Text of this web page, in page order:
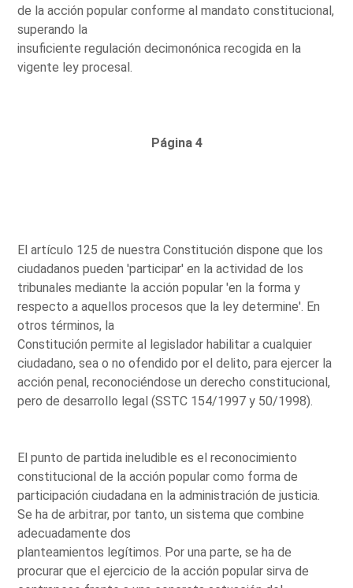
de la acción popular conforme al mandato constitucional,
superando la
insuficiente regulación decimonónica recogida en la
vigente ley procesal.
Página 4
El artículo 125 de nuestra Constitución dispone que los
ciudadanos pueden 'participar' en la actividad de los
tribunales mediante la acción popular 'en la forma y
respecto a aquellos procesos que la ley determine'. En
otros términos, la
Constitución permite al legislador habilitar a cualquier
ciudadano, sea o no ofendido por el delito, para ejercer la
acción penal, reconociéndose un derecho constitucional,
pero de desarrollo legal (SSTC 154/1997 y 50/1998).
El punto de partida ineludible es el reconocimiento
constitucional de la acción popular como forma de
participación ciudadana en la administración de justicia.
Se ha de arbitrar, por tanto, un sistema que combine
adecuadamente dos
planteamientos legítimos. Por una parte, se ha de
procurar que el ejercicio de la acción popular sirva de